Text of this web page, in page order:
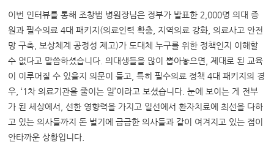
이번 인터뷰를 통해 조창범 병원장님은 정부가 발표한 2,000명 의대 증
원과 필수의료 4대 패키지(의료인력 확충, 지역의료 강화, 의료사고 안전
망 구축, 보상체계 공정성 제고)가 도대체 누구를 위한 정책인지 이해할
수 없다고 말씀하셨습니다. 의대생들을 많이 뽑아놓으면, 제대로 된 교육
이 이루어질 수 있을지 의문이 들고, 특히 필수의료 정책 4대 패키지의 경
우, ‘1차 의료기관을 줄이는 일’이라고 보셨습니다. 눈에 보이는 게 전부
가 된 세상에서, 선한 영향력을 가지고 일선에서 환자치료에 최선을 다하
고 있는 의사들까지 돈 벌기에 급급한 의사들과 같이 여겨지고 있는 점이
안타까운 상황입니다.